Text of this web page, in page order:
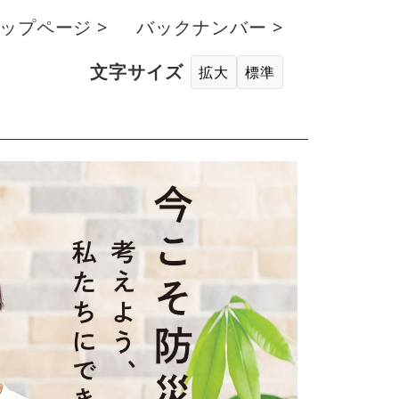
プページ >
バックナンバー >
文字サイズ
拡大 標準